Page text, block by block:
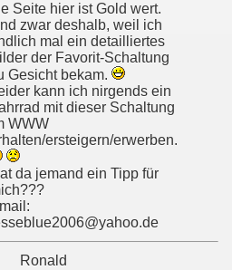
Seite hier ist Gold wert.
zwar deshalb, weil ich
mal ein detailliertes
der Favorit-Schaltung
Gesicht bekam.
kann ich nirgends ein
mit dieser Schaltung
WWW
ersteigern/erwerben.
da jemand ein Tipp für
Ronald